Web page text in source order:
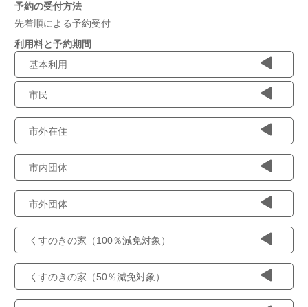
予約の受付方法
先着順による予約受付
利用料と予約期間
基本利用
市民
市外在住
市内団体
市外団体
くすのきの家（100％減免対象）
くすのきの家（50％減免対象）